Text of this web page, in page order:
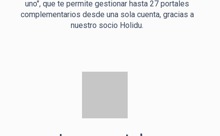
uno", que te permite gestionar hasta 27 portales
complementarios desde una sola cuenta, gracias a
nuestro socio Holidu.